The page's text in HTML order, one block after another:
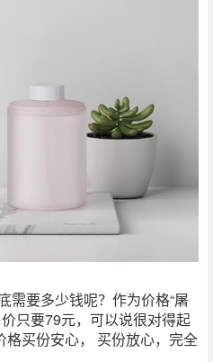
需要多少钱呢？作为价格“屠
只要79元，可以说很对得起
买份安心， 买份放心，完全